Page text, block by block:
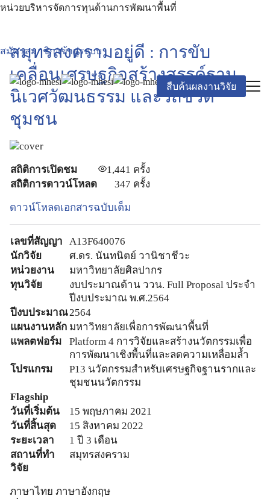
หน่วยบริหารจัดการทุนด้านการพัฒนาพื้นที่
สมัครสมาชิก/เข้าสู่ระบบ
สืบค้นผลงานวิจัย
สมุทรสงครามอยู่ดี : การขับ
เคลื่อนเศรษฐกิจสร้างสรรค์ฐาน
นิเวศวัฒนธรรม และวิถีชีวิต
ชุมชน
สถิติการเปิดชม 1,441 ครั้ง
สถิติการดาวน์โหลด
347 ครั้ง
ดาวน์โหลดเอกสารฉบับเต็ม
เลขที่สัญญา
A13F640076
นักวิจัย
ศ.ดร. นันทนิตย์ วานิชาชีวะ
หน่วยงาน
มหาวิทยาลัยศิลปากร
ทุนวิจัย
งบประมาณด้าน ววน. Full Proposal ประจำ
ปีงบประมาณ พ.ศ.2564
ปีงบประมาณ2564
แผนงานหลัก มหาวิทยาลัยเพื่อการพัฒนาพื้นที่
แพลตฟอร์ม
Platform 4 การวิจัยและสร้างนวัตกรรมเพื่อ
การพัฒนาเชิงพื้นที่และลดความเหลื่อมล้ำ
โปรแกรม
P13 นวัตกรรมสำหรับเศรษฐกิจฐานรากและ
ชุมชนนวัตกรรม
Flagship
วันที่เริ่มต้น
15 พฤษภาคม 2021
วันที่สิ้นสุด
15 สิงหาคม 2022
ระยะเวลา
1 ปี 3 เดือน
สถานที่ทำ
วิจัย
สมุทรสงคราม
ภาษาไทย ภาษาอังกฤษ